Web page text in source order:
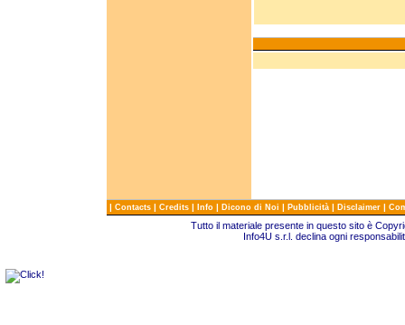
| Contacts | Credits | Info | Dicono di Noi | Pubblicità | Disclaimer |
Tutto il materiale presente in questo sito è
Info4U s.r.l. declina ogni